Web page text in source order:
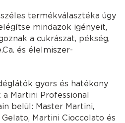
termékválasztéka úgy
mindazok igényeit,
a cukrászat, pékség,
és élelmiszer-
gyors és hatékony
Martini Professional
belül: Master Martini,
Martini Cioccolato és